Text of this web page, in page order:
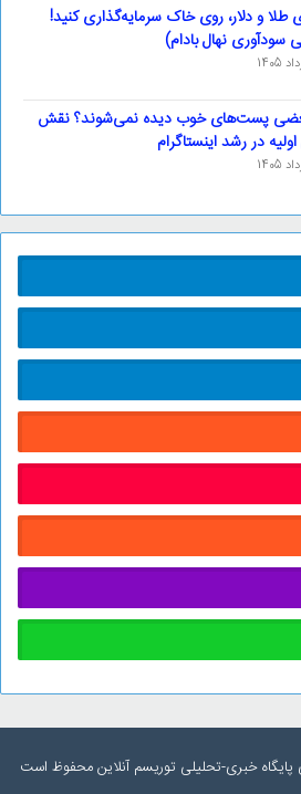
طلا و دلار، روی خاک سرمایه‌گذاری کنید!
سودآوری نهال بادام)
پست‌های خوب دیده نمی‌شوند؟ نقش
در رشد اینستاگرام
خبری-تحلیلی توریسم آنلاین محفوظ است